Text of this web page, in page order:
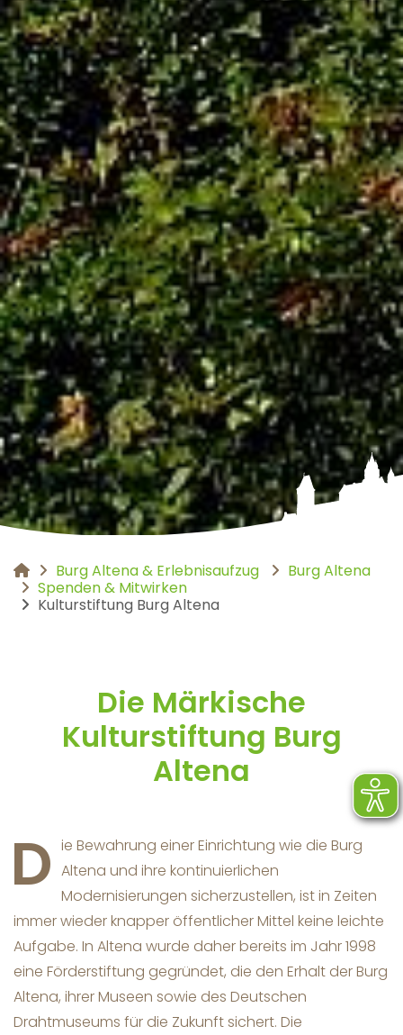
You are here:
Burg Altena & Erlebnisaufzug
Burg Altena
Spenden & Mitwirken
Kulturstiftung Burg Altena
Die Märkische
Kulturstiftung Burg
Altena
D ie Bewahrung einer Einrichtung wie die Burg
Altena und ihre kontinuierlichen
Modernisierungen sicherzustellen, ist in Zeiten
immer wieder knapper öffentlicher Mittel keine leichte
Aufgabe. In Altena wurde daher bereits im Jahr 1998
eine Förderstiftung gegründet, die den Erhalt der Burg
Altena, ihrer Museen sowie des Deutschen
Drahtmuseums für die Zukunft sichert. Die